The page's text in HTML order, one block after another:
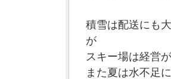
積雪は配送にも
が
スキー場は経営
また夏は水不足